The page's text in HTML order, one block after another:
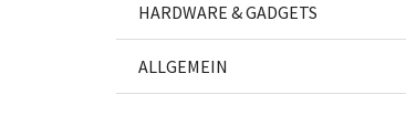
HARDWARE & GADGETS
ALLGEMEIN